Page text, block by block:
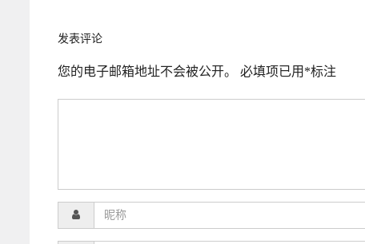
发表评论
您的电子邮箱地址不会被公开。 必填项已用 *标注